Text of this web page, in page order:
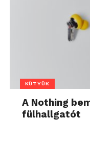
KÜTYÜK
A Nothing
fülhallgatót